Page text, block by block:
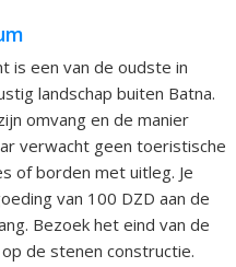
is een van de oudste in
landschap buiten Batna.
omvang en de manier
verwacht geen toeristische
of borden met uitleg. Je
van 100 DZD aan de
Bezoek het eind van de
de stenen constructie.